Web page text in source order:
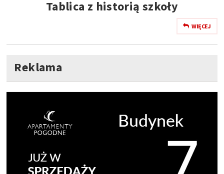
Tablica z historią szkoły
WIĘCEJ
Reklama